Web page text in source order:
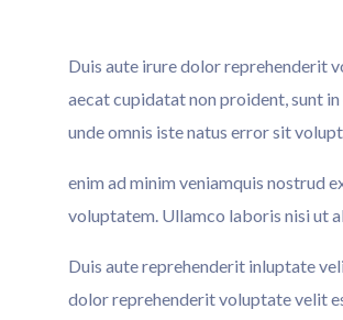
Duis aute irure dolor reprehenderit
aecat cupidatat non proident, sunt
unde omnis iste natus error sit
enim ad minim veniamquis nostrud
voluptatem. Ullamco laboris nisi ut
Duis aute reprehenderit inluptate
dolor reprehenderit voluptate velit